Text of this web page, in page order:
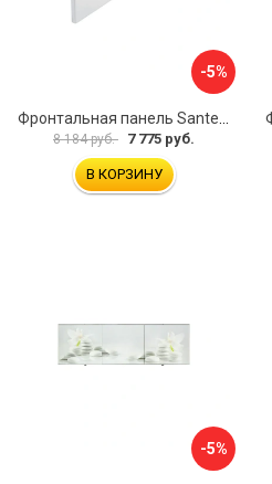
-5%
8 184 руб. 7 775 руб.
В КОРЗИНУ
-5%